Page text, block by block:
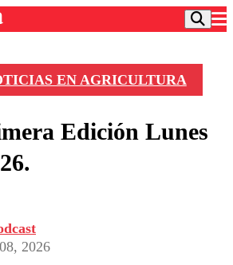
TV
en medios
EN AGRICULTURA
Edición Lunes
2026